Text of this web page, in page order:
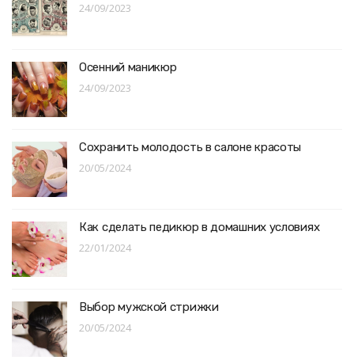
24/09/2023
Осенний маникюр
24/09/2023
Сохранить молодость в салоне красоты
20/05/2024
Как сделать педикюр в домашних условиях
22/01/2024
Выбор мужской стрижки
20/05/2024